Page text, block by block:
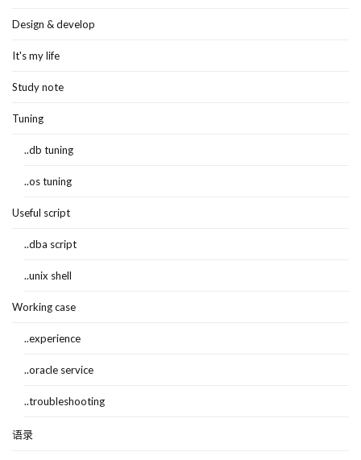
Design & develop
It's my life
Study note
Tuning
..db tuning
..os tuning
Useful script
..dba script
..unix shell
Working case
..experience
..oracle service
..troubleshooting
语录